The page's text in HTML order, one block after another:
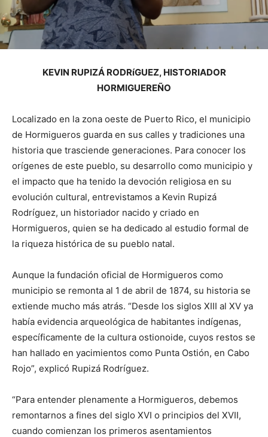
KEVIN RUPIZÁ RODRíGUEZ, HISTORIADOR
HORMIGUEREÑO
Localizado en la zona oeste de Puerto Rico, el municipio
de Hormigueros guarda en sus calles y tradiciones una
historia que trasciende generaciones. Para conocer los
orígenes de este pueblo, su desarrollo como municipio y
el impacto que ha tenido la devoción religiosa en su
evolución cultural, entrevistamos a Kevin Rupizá
Rodríguez, un historiador nacido y criado en
Hormigueros, quien se ha dedicado al estudio formal de
la riqueza histórica de su pueblo natal.
Aunque la fundación oficial de Hormigueros como
municipio se remonta al 1 de abril de 1874, su historia se
extiende mucho más atrás. “Desde los siglos XIII al XV ya
había evidencia arqueológica de habitantes indígenas,
específicamente de la cultura ostionoide, cuyos restos se
han hallado en yacimientos como Punta Ostión, en Cabo
Rojo”, explicó Rupizá Rodríguez.
“Para entender plenamente a Hormigueros, debemos
remontarnos a fines del siglo XVI o principios del XVII,
cuando comienzan los primeros asentamientos